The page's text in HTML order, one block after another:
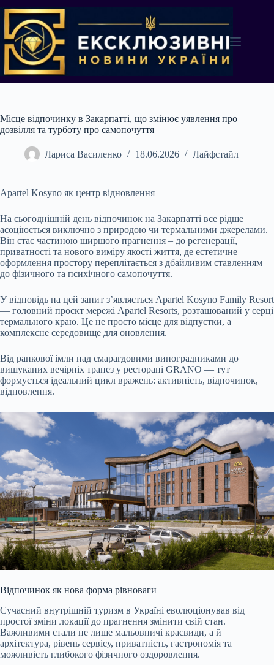
до
вмісту
Місце відпочинку в Закарпатті, що змінює уявлення про
дозвілля та турботу про самопочуття
Лариса Василенко 18.06.2026 Лайфстайл
Apartel Kosyno як центр відновлення
На сьогоднішній день відпочинок на Закарпатті все рідше
асоціюється виключно з природою чи термальними джерелами.
Він стає частиною ширшого прагнення – до регенерації,
приватності та нового виміру якості життя, де естетичне
оформлення простору переплітається з дбайливим ставленням
до фізичного та психічного самопочуття.
У відповідь на цей запит з’являється Apartel Kosyno Family Resort
— головний проєкт мережі Apartel Resorts, розташований у серці
термального краю. Це не просто місце для відпустки, а
комплексне середовище для оновлення.
Від ранкової імли над смарагдовими виноградниками до
вишуканих вечірніх трапез у ресторані GRANO — тут
формується ідеальний цикл вражень: активність, відпочинок,
відновлення.
Відпочинок як нова форма рівноваги
Сучасний внутрішній туризм в Україні еволюціонував від
простої зміни локації до прагнення змінити свій стан.
Важливими стали не лише мальовничі краєвиди, а й
архітектура, рівень сервісу, приватність, гастрономія та
можливість глибокого фізичного оздоровлення.